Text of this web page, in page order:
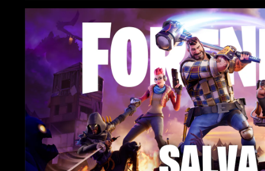
o
t
i
S
a
v
e
t